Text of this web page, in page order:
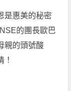
是惠美的秘密
的團長歐巴
親的頭號酸